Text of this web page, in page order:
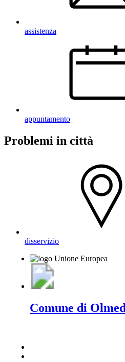
assistenza
appuntamento
Problemi in città
disservizio
Comune di